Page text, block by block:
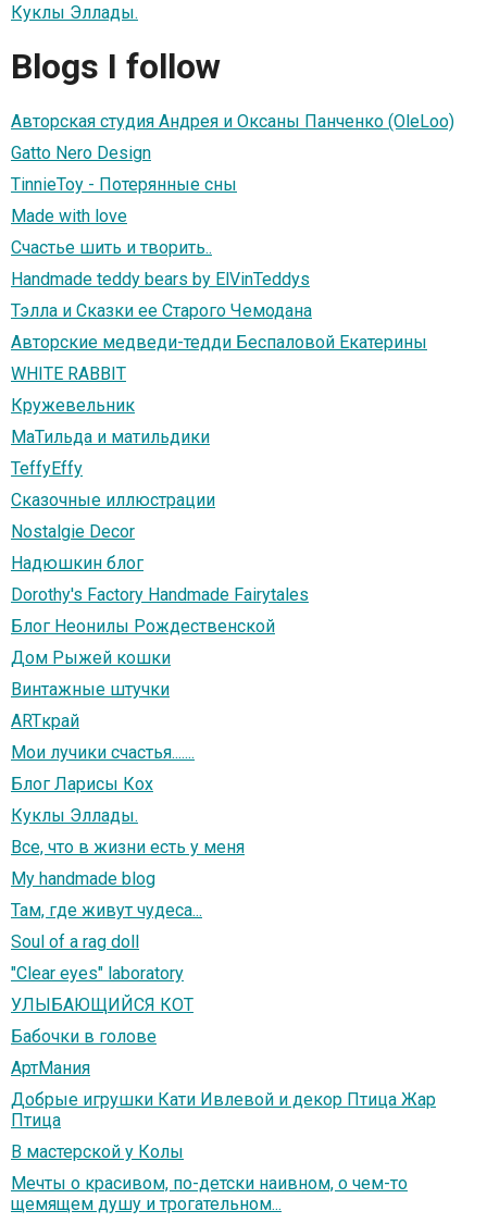
Куклы Эллады.
Blogs I follow
Авторская студия Андрея и Оксаны Панченко (OleLoo)
Gatto Nero Design
TinnieToy - Потерянные сны
Мade with love
Счастье шить и творить..
Handmade teddy bears by ElVinTeddys
Тэлла и Сказки ее Старого Чемодана
Авторские медведи-тедди Беспаловой Екатерины
WHITE RABBIT
Кружевельник
МаТильда и матильдики
TeffyEffy
Сказочные иллюстрации
Nostalgie Decor
Надюшкин блог
Dorothy's Factory Handmade Fairytales
Блог Неонилы Рождественской
Дом Рыжей кошки
Винтажные штучки
ARTкрай
Мои лучики счастья.......
Блог Ларисы Кох
Куклы Эллады.
Все, что в жизни есть у меня
My handmade blog
Там, где живут чудеса...
Soul of a rag doll
"Clear eyes" laboratory
УЛЫБАЮЩИЙСЯ КОТ
Бабочки в голове
АртМания
Добрые игрушки Кати Ивлевой и декор Птица Жар
Птица
В мастерской у Колы
Мечты о красивом, по-детски наивном, о чем-то
щемящем душу и трогательном...